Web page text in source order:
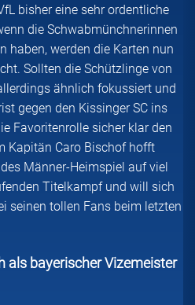
bisher eine sehr ordentliche
die Schwabmünchnerinnen
haben, werden die Karten nun
Sollten die Schützlinge von
ähnlich fokussiert und
gegen den Kissinger SC ins
Favoritenrolle sicher klar den
Kapitän Caro Bischof hofft
Männer-Heimspiel auf viel
Titelkampf und will sich
seinen tollen Fans beim letzten
als bayerischer Vizemeister